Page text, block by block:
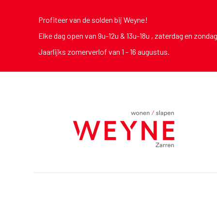
Profiteer van de solden bij Weyne!
Elke dag open van 9u-12u & 13u-18u , zaterdag en
Jaarlijks zomerverlof van 1 - 16 augustus.